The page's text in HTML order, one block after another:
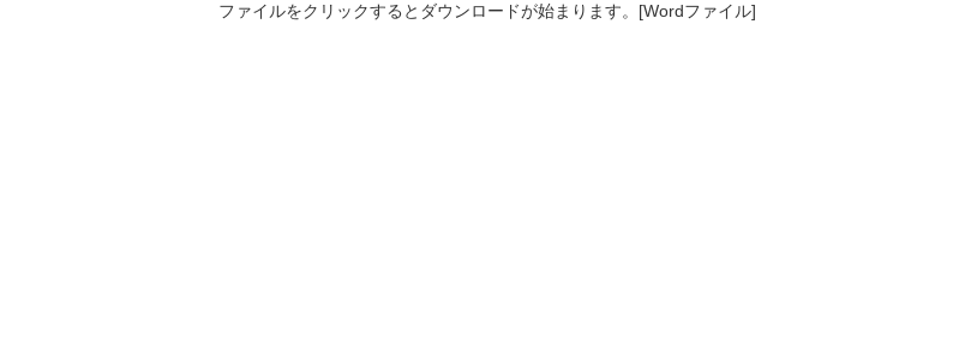
ファイルをクリックするとダウンロードが始まります。[Wordファイル]